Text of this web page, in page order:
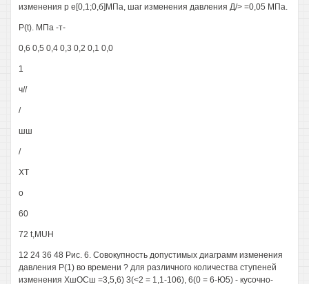
изменения р е[0,1;0,б]МПа, шаг изменения давления Д/> =0,05 МПа.
P(t). МПа -т-
0,6 0,5 0,4 0,3 0,2 0,1 0,0
1
ч//
/
шш
/
XT
о
60
72 t,MUH
12 24 36 48 Рис. 6. Совокупность допустимых диаграмм изменения
давления Р(1) во времени ? для различного количества ступеней
изменения ХшОСш =3,5,6) 3(<2 = 1,1-106), 6(0 = 6-Ю5) - кусочно-